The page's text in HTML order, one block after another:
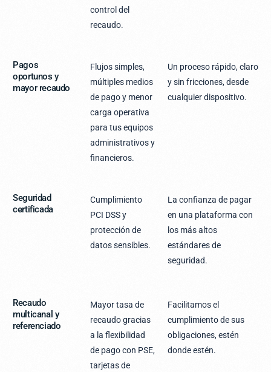
control del
recaudo.
Pagos
oportunos y
mayor recaudo
Flujos simples,
múltiples medios
de pago y menor
carga operativa
para tus equipos
administrativos y
financieros.
Un proceso rápido, claro
y sin fricciones, desde
cualquier dispositivo.
Seguridad
certificada
Cumplimiento
PCI DSS y
protección de
datos sensibles.
La confianza de pagar
en una plataforma con
los más altos
estándares de
seguridad.
Recaudo
multicanal y
referenciado
Mayor tasa de
recaudo gracias
a la flexibilidad
de pago con PSE,
tarjetas de
Facilitamos el
cumplimiento de sus
obligaciones, estén
donde estén.